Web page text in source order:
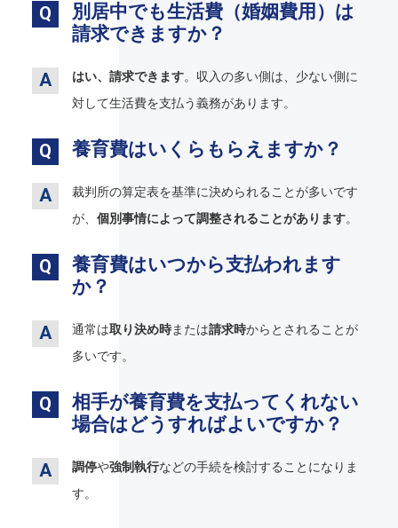
別居中でも生活費（婚姻費用）は
請求できますか？
はい、請求できます。収入の多い側は、少ない側に
対して生活費を支払う義務があります。
養育費はいくらもらえますか？
裁判所の算定表を基準に決められることが多いです
が、 個別事情によって調整されることがあります。
養育費はいつから支払われます
か？
通常は取り決め時または請求時からとされることが
多いです。
相手が養育費を支払ってくれない
場合はどうすればよいですか？
調停や強制執行などの手続を検討することになりま
す。